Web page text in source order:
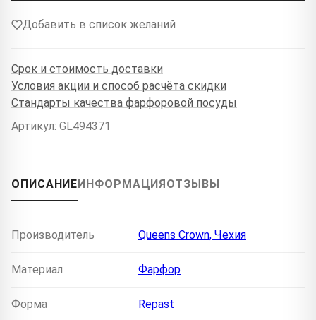
Добавить в список желаний
Срок и стоимость доставки
Условия акции и способ расчёта скидки
Стандарты качества фарфоровой посуды
Артикул: GL494371
ОПИСАНИЕИНФОРМАЦИЯОТЗЫВЫ
Производитель Queens Crown, Чехия
Материал Фарфор
Форма Repast